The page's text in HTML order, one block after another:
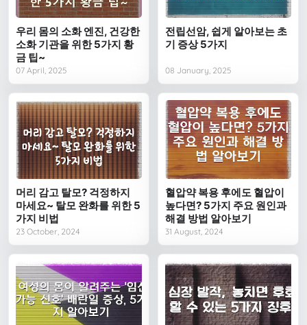
우리 몸의 소화 엔진, 건강한
소화 기관을 위한 5가지 황
금 팁~
07 April, 2025
전립선암, 쉽게 알아보는 초
기 증상 5가지
08 January, 2025
머리 감고 탈모? 걱정하지
마세요~ 탈모 완화를 위한 5
가지 비법
23 October, 2024
혈압약 복용 후에도 혈압이
높다면? 5가지 주요 원인과
해결 방법 알아보기
31 August, 2024